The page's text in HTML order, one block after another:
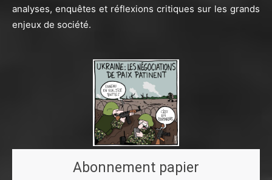
analyses, enquêtes et réflexions critiques sur les grands
enjeux de société.
Abonnement papier